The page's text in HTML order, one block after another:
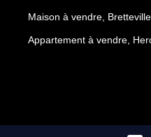
Maison à vendre,
Appartement à vendre,